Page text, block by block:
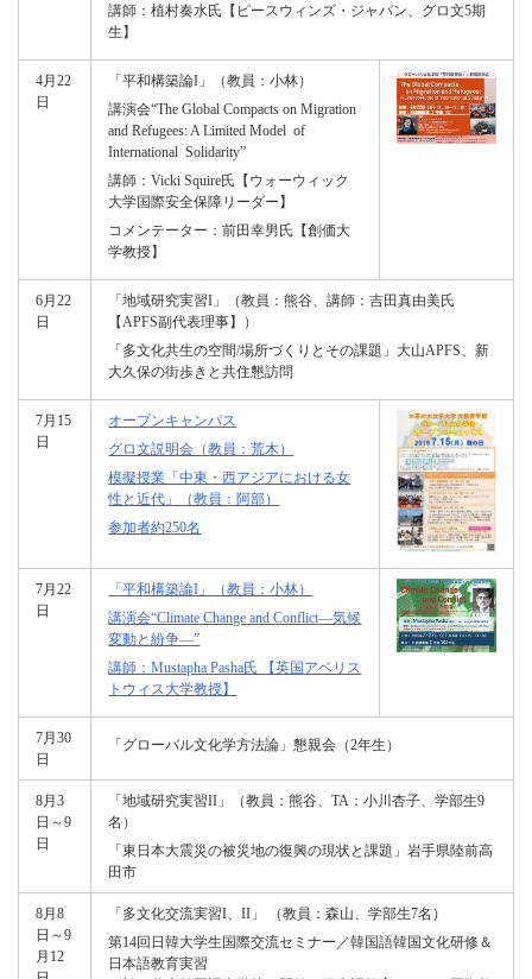
講師：植村奏水氏【ピースウィンズ・ジャパン、グロ文5期
生】
4月22
日
「平和構築論I」（教員：小林）
講演会“The Global Compacts on Migration
and Refugees: A Limited Model of
International Solidarity”
講師：Vicki Squire氏【ウォーウィック
大学国際安全保障リーダー】
コメンテーター：前田幸男氏【創価大
学教授】
6月22
日
「地域研究実習I」（教員：熊谷、講師：吉田真由美氏
【APFS副代表理事】）
「多文化共生の空間/場所づくりとその課題」大山APFS、新
大久保の街歩きと共住懇訪問
7月15
日
オープンキャンパス
グロ文説明会（教員：荒木）
模擬授業「中東・西アジアにおける女
性と近代」（教員：阿部）
参加者約250名
7月22
日
「平和構築論I」（教員：小林）
講演会“Climate Change and Conflict―気候
変動と紛争―”
講師：Mustapha Pasha氏 【英国アベリス
トウィス大学教授】
7月30
日
「グローバル文化学方法論」懇親会（2年生）
8月3
日～9
日
「地域研究実習II」（教員：熊谷、TA：小川杏子、学部生9
名）
「東日本大震災の被災地の復興の現状と課題」岩手県陸前高
田市
8月8
日～9
月12
「多文化交流実習I、II」 （教員：森山、学部生7名）
第14回日韓大学生国際交流セミナー／韓国語韓国文化研修＆
日本語教育実習